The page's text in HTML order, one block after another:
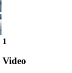
1
Video